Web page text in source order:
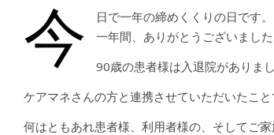
今
日で一年の締めくくりの日です。
一年間、ありがとうございました
90歳の患者様は入退院がありま
ケアマネさんの方と連携させていただいたこ
何はともあれ患者様、利用者様の、そしてご